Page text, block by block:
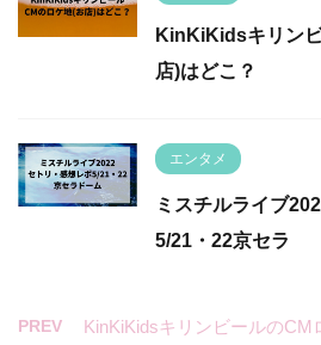
KinKiKidsキリン
店)はどこ？
エンタメ
ミスチルライブ
5/21・22京セラ
PREV KinKiKidsキリンビールのCM